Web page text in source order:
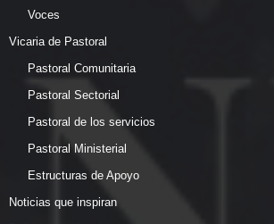
Voces
Vicaria de Pastoral
Pastoral Comunitaria
Pastoral Sectorial
Pastoral de los servicios
Pastoral Ministerial
Estructuras de Apoyo
Noticias que inspiran